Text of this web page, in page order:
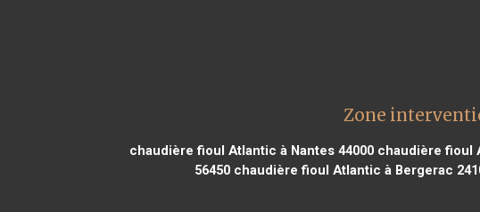
Zone
chaudière fioul Atlantic à Nantes 44000 chaudière fioul
56450 chaudière fioul Atlantic à Bergerac